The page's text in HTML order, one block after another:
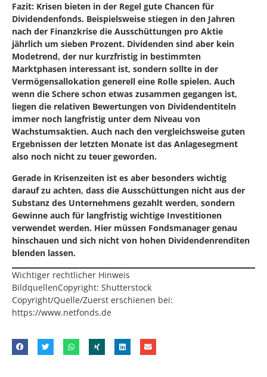
Fazit: Krisen bieten in der Regel gute Chancen für
Dividendenfonds. Beispielsweise stiegen in den Jahren
nach der Finanzkrise die Ausschüttungen pro Aktie
jährlich um sieben Prozent. Dividenden sind aber kein
Modetrend, der nur kurzfristig in bestimmten
Marktphasen interessant ist, sondern sollte in der
Vermögensallokation generell eine Rolle spielen. Auch
wenn die Schere schon etwas zusammen gegangen ist,
liegen die relativen Bewertungen von Dividendentiteln
immer noch langfristig unter dem Niveau von
Wachstumsaktien. Auch nach den vergleichsweise guten
Ergebnissen der letzten Monate ist das Anlagesegment
also noch nicht zu teuer geworden.
Gerade in Krisenzeiten ist es aber besonders wichtig
darauf zu achten, dass die Ausschüttungen nicht aus der
Substanz des Unternehmens gezahlt werden, sondern
Gewinne auch für langfristig wichtige Investitionen
verwendet werden. Hier müssen Fondsmanager genau
hinschauen und sich nicht von hohen Dividendenrenditen
blenden lassen.
Wichtiger rechtlicher Hinweis
BildquellenCopyright: Shutterstock
Copyright/Quelle/Zuerst erschienen bei:
https://www.netfonds.de